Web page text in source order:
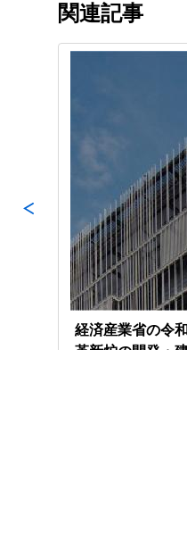
関連記事
経済産業省の令
革新炉の開発・